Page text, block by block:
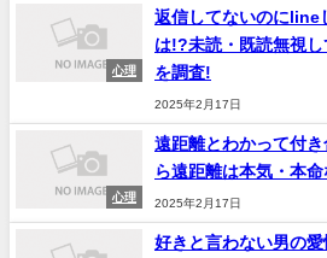
心理
返信してないのにline
は!?未読・既読無視
を調査!
2025年2月17日
心理
遠距離とわかって付
ら遠距離は本気・本
2025年2月17日
好きと言わない男の